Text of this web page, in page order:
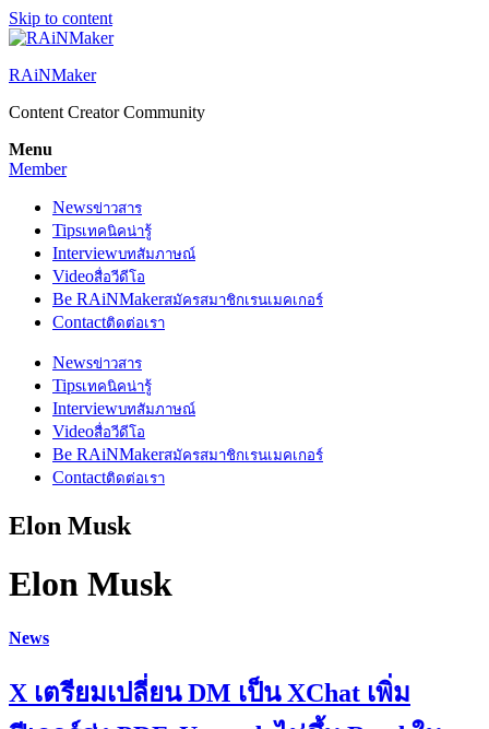
Skip to content
RAiNMaker
Content Creator Community
Menu
Member
Newsข่าวสาร
Tipsเทคนิคน่ารู้
Interviewบทสัมภาษณ์
Videoสื่อวีดีโอ
Be RAiNMakerสมัครสมาชิกเรนเมคเกอร์
Contactติดต่อเรา
Newsข่าวสาร
Tipsเทคนิคน่ารู้
Interviewบทสัมภาษณ์
Videoสื่อวีดีโอ
Be RAiNMakerสมัครสมาชิกเรนเมคเกอร์
Contactติดต่อเรา
Elon Musk
Elon Musk
News
X เตรียมเปลี่ยน DM เป็น XChat เพิ่ม